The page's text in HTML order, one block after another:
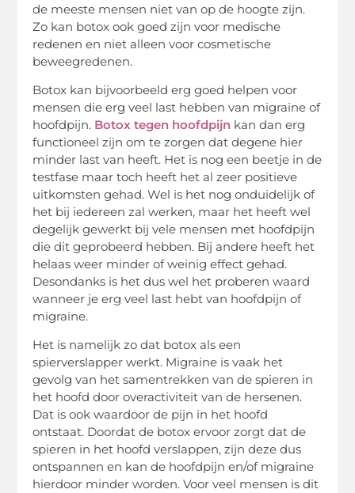
de meeste mensen niet van op de hoogte zijn.
Zo kan botox ook goed zijn voor medische
redenen en niet alleen voor cosmetische
beweegredenen.
Botox kan bijvoorbeeld erg goed helpen voor
mensen die erg veel last hebben van migraine of
hoofdpijn. Botox tegen hoofdpijn kan dan erg
functioneel zijn om te zorgen dat degene hier
minder last van heeft. Het is nog een beetje in de
testfase maar toch heeft het al zeer positieve
uitkomsten gehad. Wel is het nog onduidelijk of
het bij iedereen zal werken, maar het heeft wel
degelijk gewerkt bij vele mensen met hoofdpijn
die dit geprobeerd hebben. Bij andere heeft het
helaas weer minder of weinig effect gehad.
Desondanks is het dus wel het proberen waard
wanneer je erg veel last hebt van hoofdpijn of
migraine.
Het is namelijk zo dat botox als een
spierverslapper werkt. Migraine is vaak het
gevolg van het samentrekken van de spieren in
het hoofd door overactiviteit van de hersenen.
Dat is ook waardoor de pijn in het hoofd
ontstaat. Doordat de botox ervoor zorgt dat de
spieren in het hoofd verslappen, zijn deze dus
ontspannen en kan de hoofdpijn en/of migraine
hierdoor minder worden. Voor veel mensen is dit